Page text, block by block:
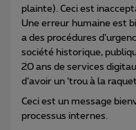
plainte). Ceci est
Une erreur humaine est
a des procédures
société historique,
20 ans de services
d’avoir un ‘trou à la
Ceci est un message
processus internes.